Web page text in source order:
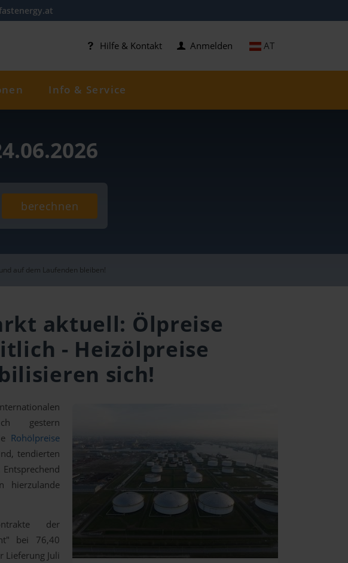
AT
Hilfe & Kontakt Anmelden
Info & Service
berechnen
und auf dem Laufenden bleiben!
aktuell: Ölpreise
- Heizölpreise
sich!
gestern
Rohölpreise
tendierten
hierzulande
der
bei 76,40
Lieferung Juli